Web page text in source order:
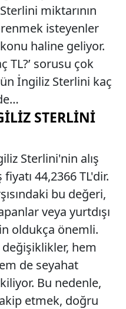
miktarının
isteyenler
haline geliyor.
TL?’ sorusu çok
İngiliz Sterlini kaç
STERLINI
Sterlini'nin alış
fiyatı 44,2366 TL'dir.
bu değeri,
veya yurtdışı
oldukça önemli.
değişiklikler, hem
de seyahat
Bu nedenle,
etmek, doğru